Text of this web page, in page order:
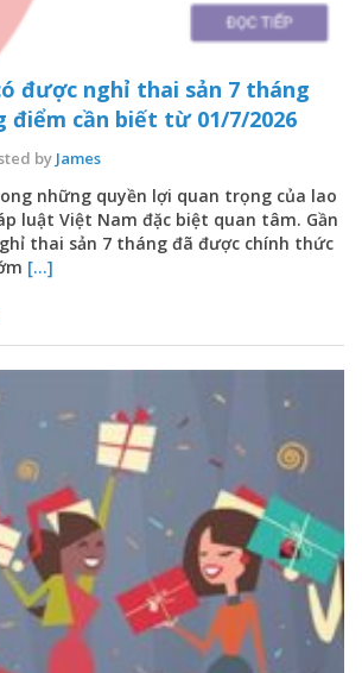
được nghỉ thai sản 7 tháng
điểm cần biết từ 01/7/2026
by James
những quyền lợi quan trọng của lao
luật Việt Nam đặc biệt quan tâm. Gần
thai sản 7 tháng đã được chính thức
[...]